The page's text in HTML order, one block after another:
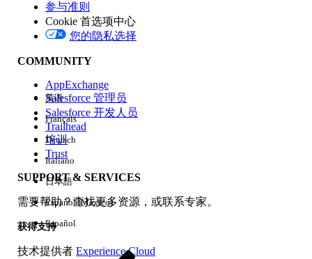
版本
体验
参与准则
Cookie 首选项中心
您的隐私选择
COMMUNITY
AppExchange
Salesforce 管理员
Salesforce 开发人员
Trailhead
培训
Trust
SUPPORT & SERVICES
需要帮助？查找更多资源，或联系专家。
获得支持
技术提供者 Experience Cloud
英语
Français
Deutsch
Italiano
日本語
Español (México)
Español